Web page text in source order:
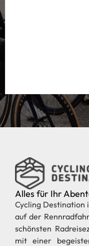
Alles für Ihr
Cycling Destination
auf der
schönsten
mit einer